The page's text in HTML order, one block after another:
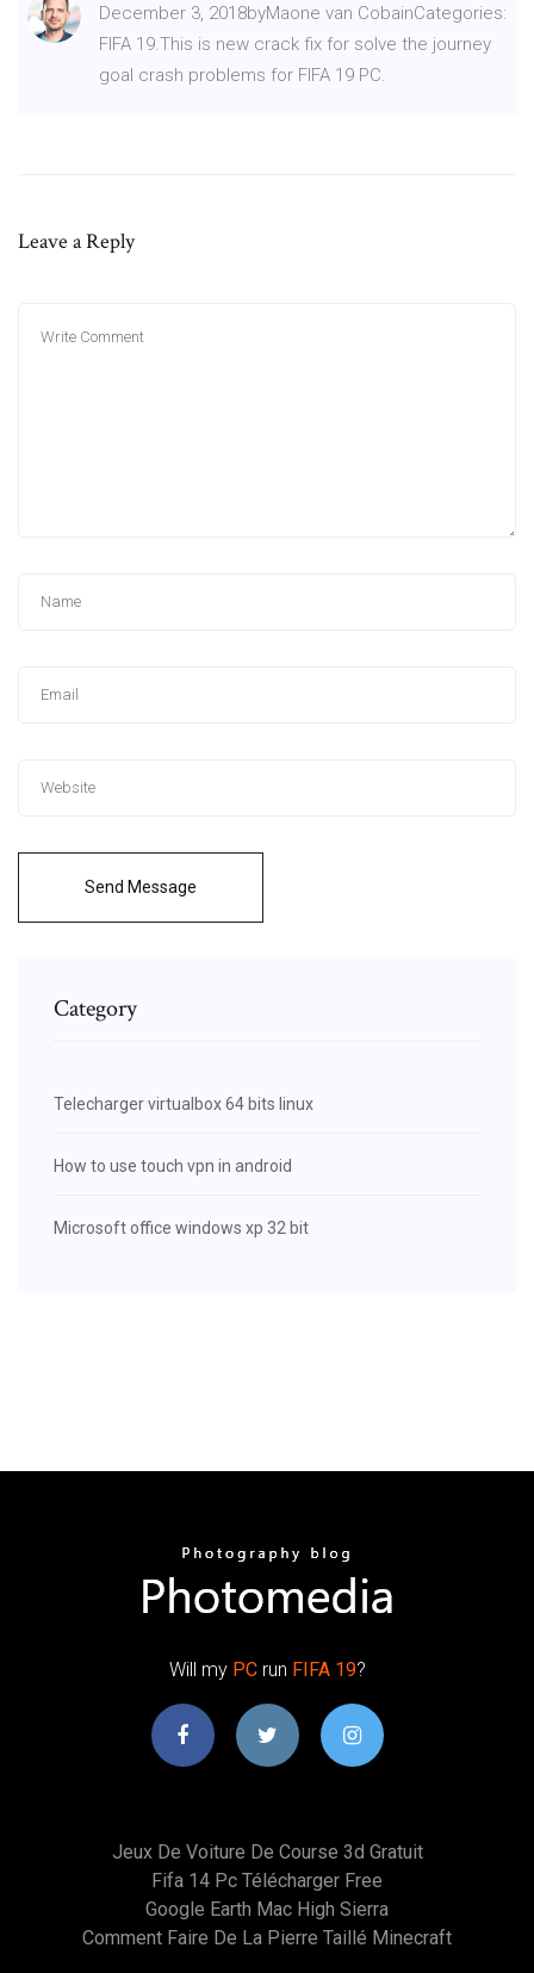
December 3, 2018byMaone van CobainCategories:
FIFA 19.This is new crack fix for solve the journey
goal crash problems for FIFA 19 PC.
Leave a Reply
Send Message
Category
Telecharger virtualbox 64 bits linux
How to use touch vpn in android
Microsoft office windows xp 32 bit
Will my PCrun FIFA 19?
Jeux De Voiture De Course 3d Gratuit
Fifa 14 Pc Télécharger Free
Google Earth Mac High Sierra
Comment Faire De La Pierre Taillé Minecraft